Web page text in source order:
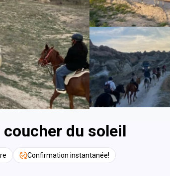
du soleil
Confirmation instantanée!